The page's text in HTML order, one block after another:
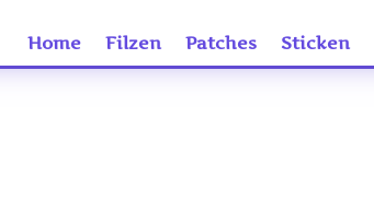
Home Filzen Patches Sticken